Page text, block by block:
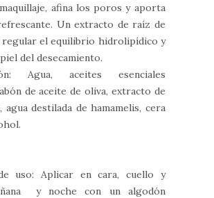
afina los poros y aporta
Un extracto de raíz de
regular el equilibrio hidrolipídico y
del desecamiento.
Agua, aceites esenciales
de aceite de oliva, extracto de
destilada de hamamelis, cera
uso: Aplicar en cara, cuello y
y noche con un algodón